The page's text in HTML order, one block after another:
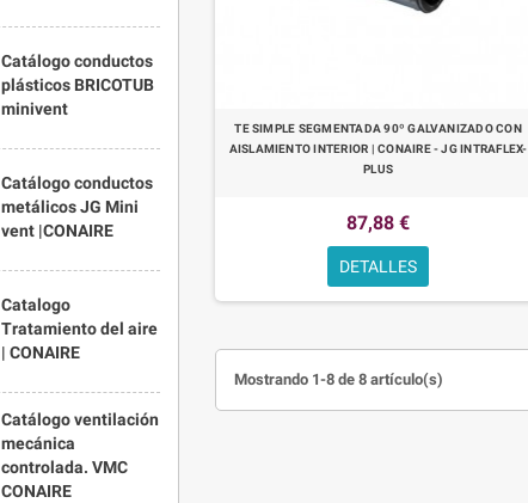
Catálogo conductos
plásticos BRICOTUB
minivent
Catálogo conductos
metálicos JG Mini
vent |CONAIRE
Catalogo
Tratamiento del aire
| CONAIRE
Catálogo ventilación
mecánica
controlada. VMC
CONAIRE
TE SIMPLE SEGMENTADA 90º GALVANIZADO CON
AISLAMIENTO INTERIOR | CONAIRE - JG INTRAFLEX-
PLUS
87,88 €
DETALLES
Mostrando 1-8 de 8 artículo(s)